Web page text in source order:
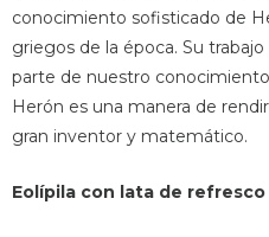
conocimiento sofisticado de
griegos de la época. Su
parte de nuestro
Herón es una manera de
gran inventor y matemático.
Eolípila con lata de refresco